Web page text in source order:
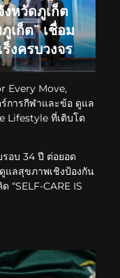
งหวัดภูเก็ต
เก็ต” เชื่อม
งครบวงจร
Every Move,
การกีฬาและข้อ ดูแล
Lifestyle ที่เติบโต
อบ 34 ปี ต่อยอด
แลสุขภาพเชิงป้องกัน
“SELF-CARE IS